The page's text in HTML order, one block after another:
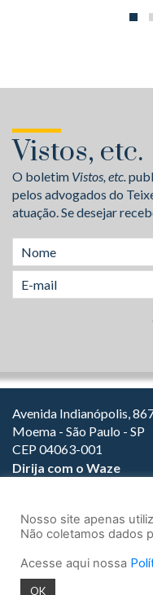
Vistos, etc.
O boletim Vistos, etc.
pelos advogados do
atuação. Se desejar
Avenida Indianópolis,
Moema - São Paulo - SP
CEP 04063-001
Dirija com o Waze
(11) 3147-1800
© 2026.
Nosso site apenas
Não coletamos dados
Acesse aqui nossa
OK